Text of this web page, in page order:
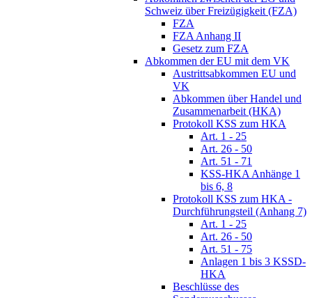
Schweiz über Freizügigkeit (FZA)
FZA
FZA Anhang II
Gesetz zum FZA
Abkommen der EU mit dem VK
Austrittsabkommen EU und
VK
Abkommen über Handel und
Zusammenarbeit (HKA)
Protokoll KSS zum HKA
Art. 1 - 25
Art. 26 - 50
Art. 51 - 71
KSS-HKA Anhänge 1
bis 6, 8
Protokoll KSS zum HKA -
Durchführungsteil (Anhang 7)
Art. 1 - 25
Art. 26 - 50
Art. 51 - 75
Anlagen 1 bis 3 KSSD-
HKA
Beschlüsse des